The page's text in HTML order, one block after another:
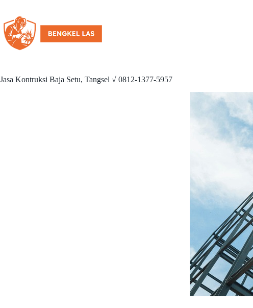
Jasa Kontruksi Baja Setu, Tangsel √ 0812-1377-5957